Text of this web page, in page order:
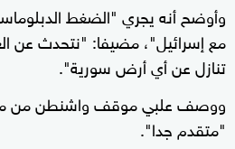
وأوضح أنه يجري "الضغط
مع إسرائيل"، مضيفا: "نتحدث عن
تنازل عن أي أرض سورية".
ووصف علبي موقف واشنطن من من
"متقدم جدا".